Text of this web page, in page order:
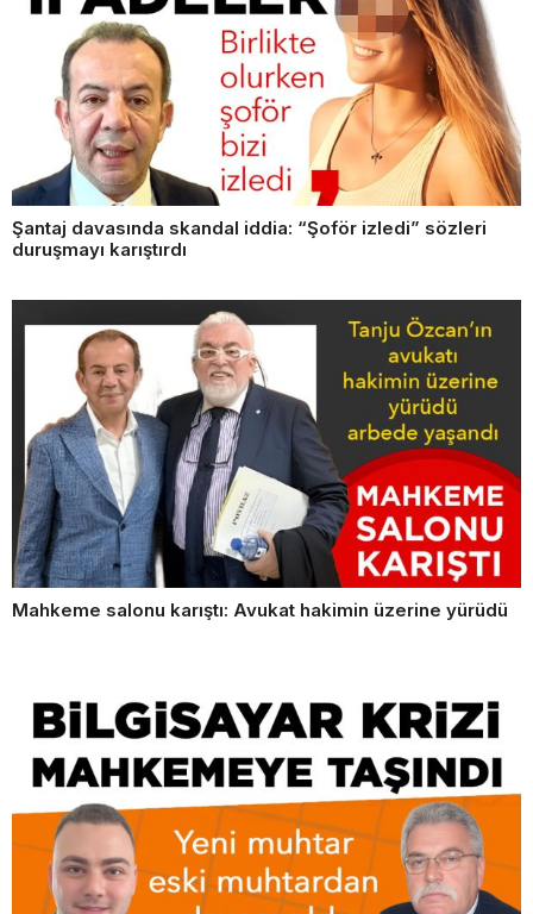
Şantaj davasında skandal iddia: “Şoför izledi” sözleri
duruşmayı karıştırdı
Mahkeme salonu karıştı: Avukat hakimin üzerine yürüdü